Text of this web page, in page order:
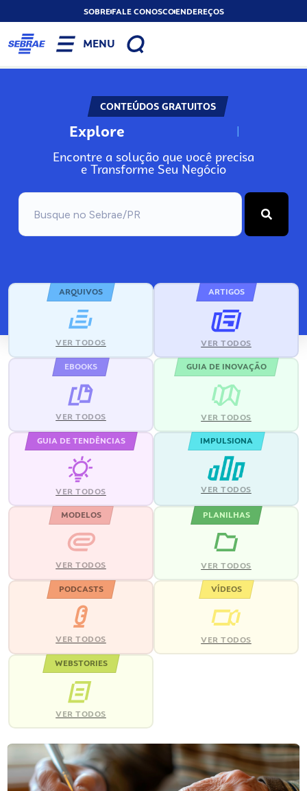
SOBREFALE CONOSCOENDEREÇOS
MENU
CONTEÚDOS GRATUITOS
Explore N
Encontre a solução que você precisa
e Transforme Seu Negócio
ARQUIVOS
VER TODOS
ARTIGOS
VER TODOS
EBOOKS
VER TODOS
GUIA DE INOVAÇÃO
VER TODOS
GUIA DE TENDÊNCIAS
VER TODOS
IMPULSIONA
VER TODOS
MODELOS
VER TODOS
PLANILHAS
VER TODOS
PODCASTS
VER TODOS
VÍDEOS
VER TODOS
WEBSTORIES
VER TODOS